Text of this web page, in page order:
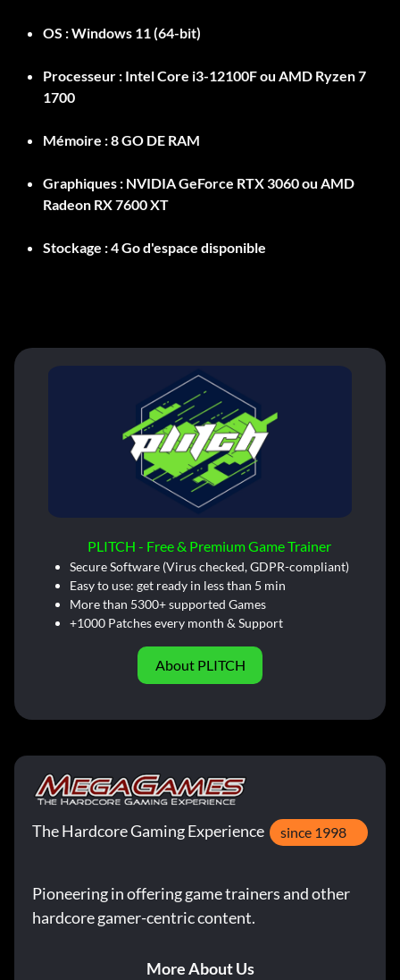
OS :Windows 11 (64-bit)
Processeur : Intel Core i3-12100F ou AMD Ryzen 7
1700
Mémoire :8 GO DE RAM
Graphiques : NVIDIA GeForce RTX 3060 ou AMD
Radeon RX 7600 XT
Stockage :4 Go d'espace disponible
PLITCH - Free & Premium Game Trainer
Secure Software (Virus checked, GDPR-compliant)
Easy to use: get ready in less than 5 min
More than 5300+ supported Games
+1000 Patches every month & Support
About PLITCH
The Hardcore Gaming Experience since 1998
Pioneering in offering game trainers and other
hardcore gamer-centric content.
More About Us